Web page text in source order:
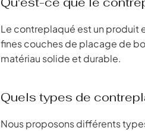
Le contreplaqué est un produit
fines couches de placage de
matériau solide et durable.
Quels types de
Nous proposons différents